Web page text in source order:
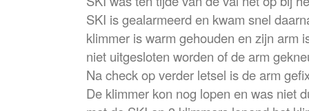
SKI is gealarmeerd en kwam snel
klimmer is warm gehouden en zijn arm
niet uitgesloten worden of de arm
Na check op verder letsel is de arm
De klimmer kon nog lopen en was niet